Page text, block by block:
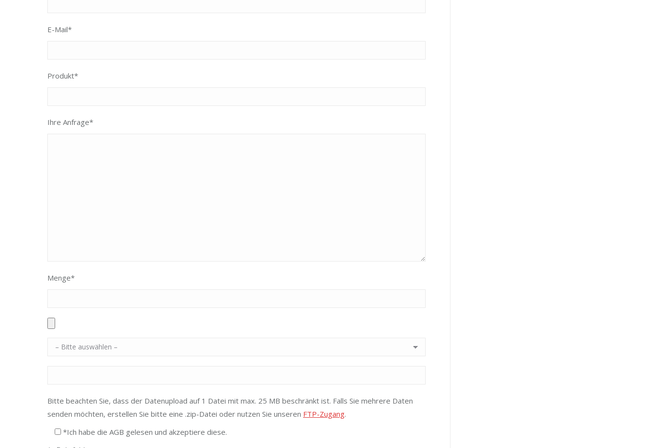
E-Mail*
Produkt*
Ihre Anfrage*
Menge*
Bitte beachten Sie, dass der Datenupload auf 1 Datei mit max. 25 MB beschränkt ist. Falls Sie mehrere Daten
senden möchten, erstellen Sie bitte eine .zip-Datei oder nutzen Sie unseren FTP-Zugang.
*Ich habe die AGB gelesen und akzeptiere diese.